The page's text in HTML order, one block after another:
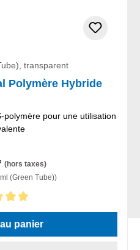
transparent
Polymère Hybride
polymère pour une utilisation
(hors taxes)
(Green Tube))
panier